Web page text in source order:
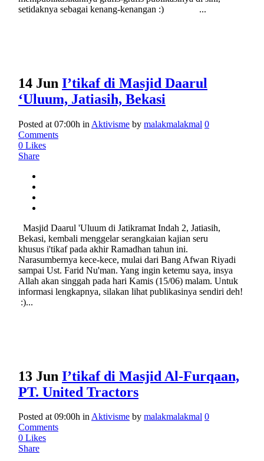
setidaknya sebagai kenang-kenangan :) ...
14 Jun I’tikaf di Masjid Daarul
‘Uluum, Jatiasih, Bekasi
Posted at 07:00h in Aktivisme by malakmalakmal 0
Comments
0 Likes
Share
Masjid Daarul 'Uluum di Jatikramat Indah 2, Jatiasih,
Bekasi, kembali menggelar serangkaian kajian seru
khusus i'tikaf pada akhir Ramadhan tahun ini.
Narasumbernya kece-kece, mulai dari Bang Afwan Riyadi
sampai Ust. Farid Nu'man. Yang ingin ketemu saya, insya
Allah akan singgah pada hari Kamis (15/06) malam. Untuk
informasi lengkapnya, silakan lihat publikasinya sendiri deh!
:)...
13 Jun I’tikaf di Masjid Al-Furqaan,
PT. United Tractors
Posted at 09:00h inAktivisme by malakmalakmal 0
Comments
0 Likes
Share